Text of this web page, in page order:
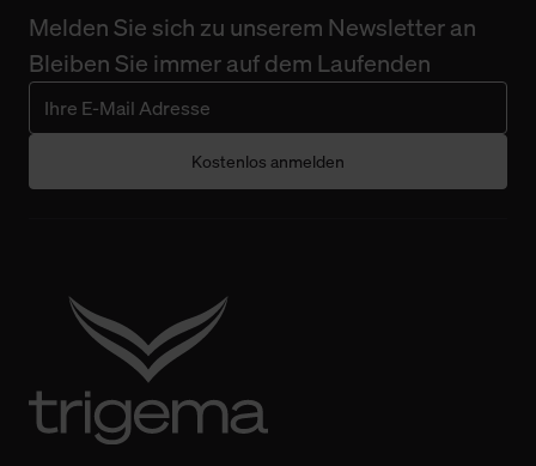
Melden Sie sich zu unserem Newsletter an
Bleiben Sie immer auf dem Laufenden
Kostenlos anmelden